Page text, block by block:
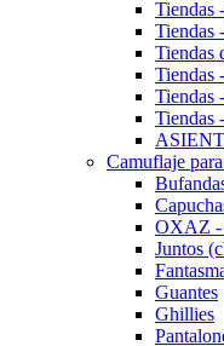
Tiendas
Tiendas
Tiendas
Tiendas
Tiendas
Tiendas
Camuflaje
OXAZ -
Juntos
Guantes
Ghillies